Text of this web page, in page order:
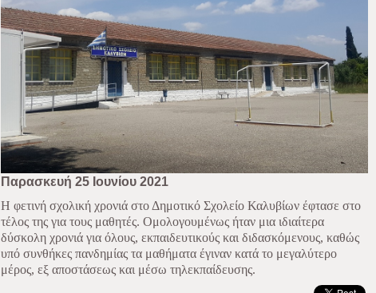
Παρασκευή 25 Ιουνίου 2021
Η φετινή σχολική χρονιά στο Δημοτικό Σχολείο Καλυβίων έφτασε στο
τέλος της για τους μαθητές. Ομολογουμένως ήταν μια ιδιαίτερα
δύσκολη χρονιά για όλους, εκπαιδευτικούς και διδασκόμενους, καθώς
υπό συνθήκες πανδημίας τα μαθήματα έγιναν κατά το μεγαλύτερο
μέρος, εξ αποστάσεως και μέσω τηλεκπαίδευσης.